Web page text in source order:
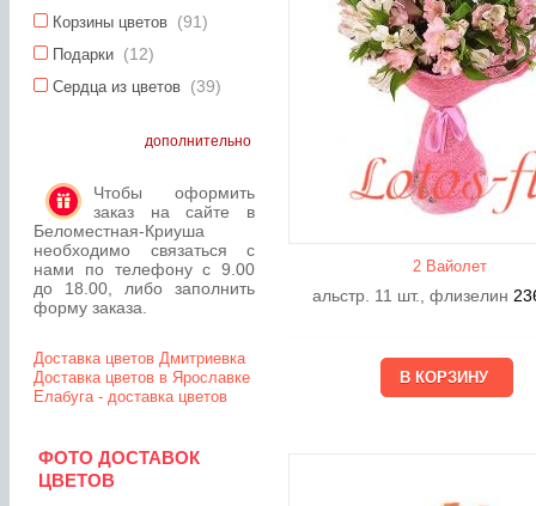
Корзины цветов (91)
Подарки (12)
Сердца из цветов (39)
дополнительно
Чтобы оформить
заказ на сайте в
Беломестная-Криуша
необходимо связаться с
нами по телефону с 9.00
до 18.00, либо заполнить
форму заказа.
Доставка цветов Дмитриевка
Доставка цветов в Ярославке
Елабуга - доставка цветов
ФОТО ДОСТАВОК
ЦВЕТОВ
2 Вайолет
альстр. 11 шт., флизелин